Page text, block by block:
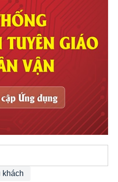
khách